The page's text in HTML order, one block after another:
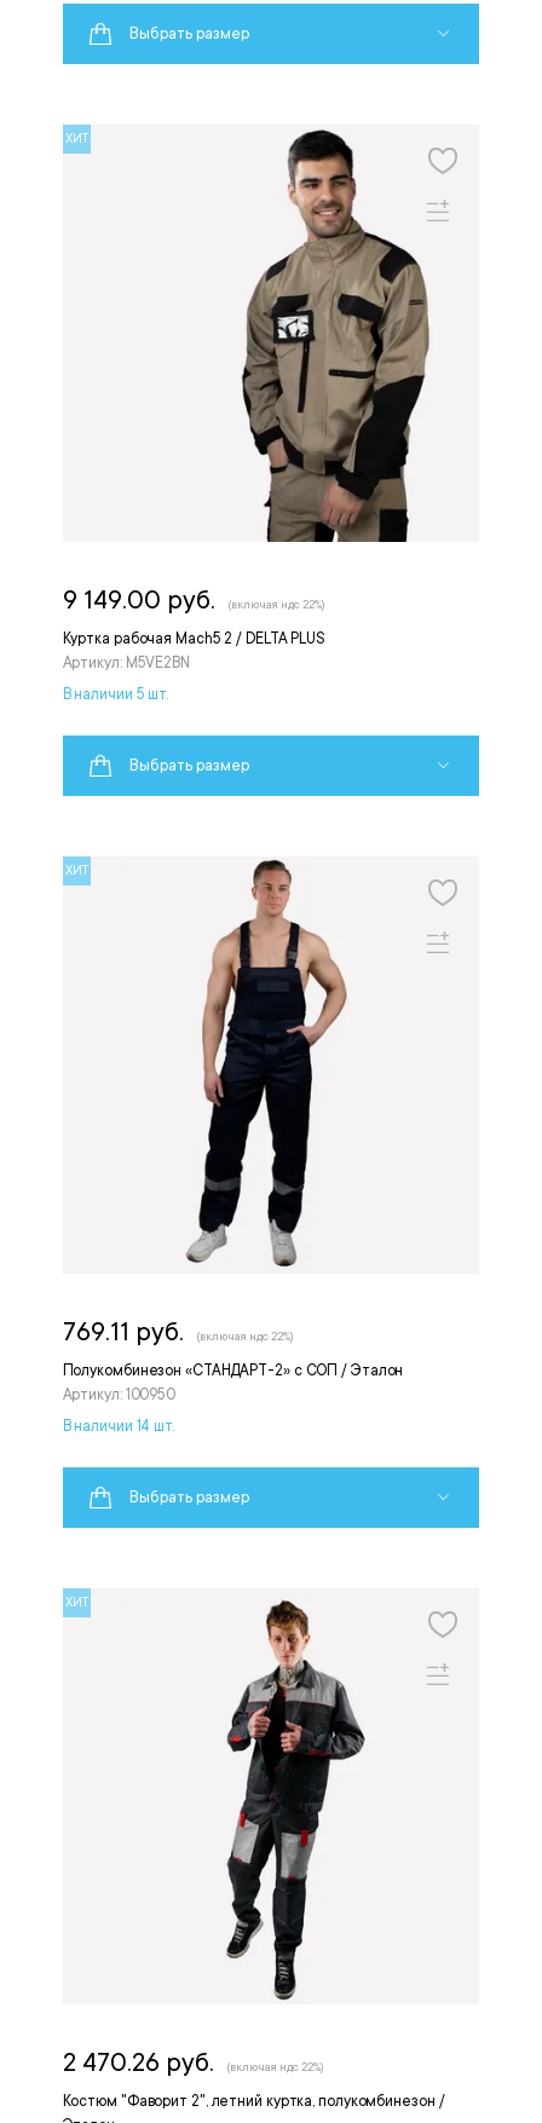
Выбрать размер
ХИТ
Куртка рабочая Mach5 2 / DELTA PLUS
Артикул: M5VE2BN
9 149.00 руб. (включая ндс 22%)
В наличии 5 шт.
Выбрать размер
ХИТ
Полукомбинезон «СТАНДАРТ-2» с СОП / Эталон
Артикул: 100950
769.11 руб. (включая ндс 22%)
В наличии 14 шт.
Выбрать размер
ХИТ
Костюм "Фаворит 2", летний куртка, полукомбинезон /
2 470.26 руб. (включая ндс 22%)